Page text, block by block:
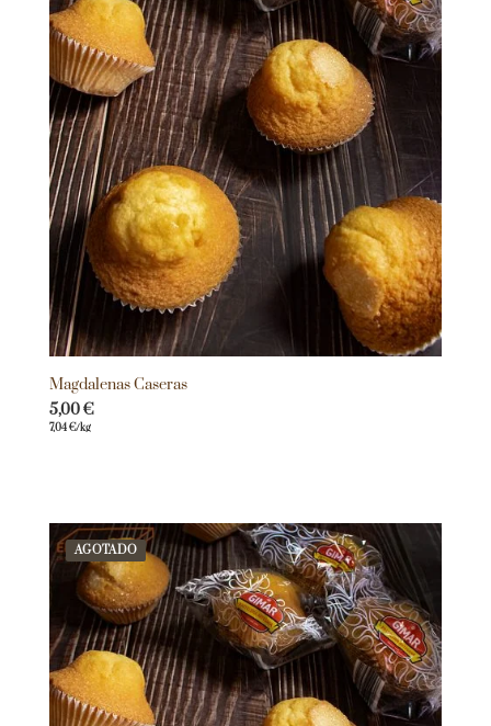
Magdalenas Caseras
5,00€
7,04€/kg
AGOTADO